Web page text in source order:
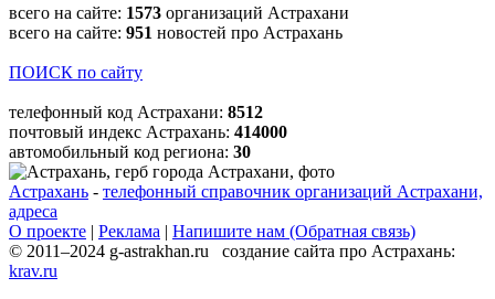
всего на сайте: 1573 организаций Астрахани
всего на сайте: 951 новостей про Астрахань
ПОИСК по сайту
телефонный код Астрахани: 8512
почтовый индекс Астрахань: 414000
автомобильный код региона: 30
Астрахань - телефонный справочник организаций Астрахани,
адреса
О проекте | Реклама | Напишите нам (Обратная связь)
© 2011–2024 g-astrakhan.ru создание сайта про Астрахань:
krav.ru